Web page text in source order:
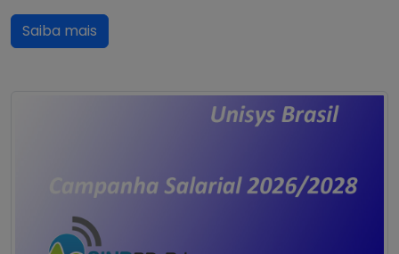
Saiba mais